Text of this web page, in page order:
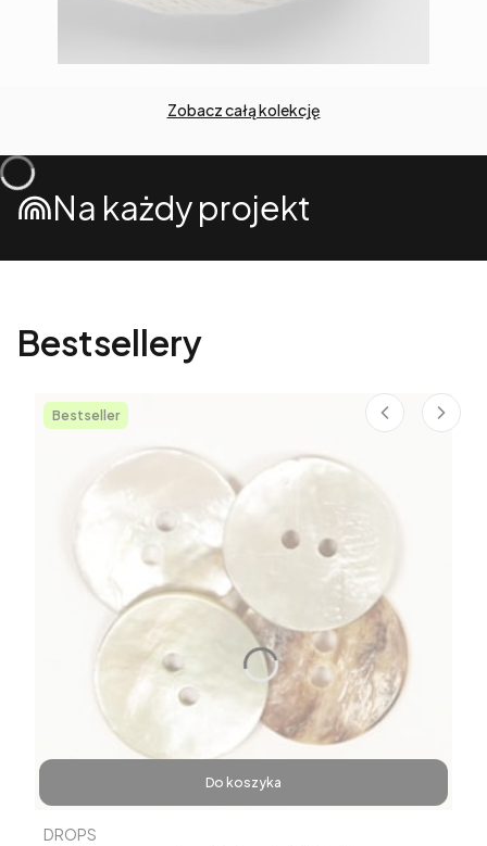
Zobacz całą kolekcję
Na każdy projekt
Bestsellery
Bestseller
Do koszyka
Producent
DROPS